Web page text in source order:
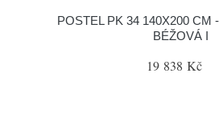
POSTEL PK 34 140X200 CM
BÉŽOVÁ I
19 838 Kč